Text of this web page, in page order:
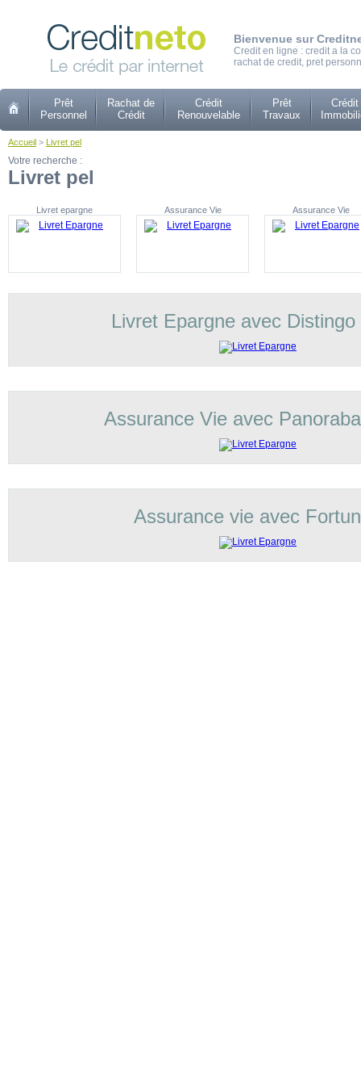
Bienvenue sur
Credit en ligne : credit a la
rachat de credit, pret
Prêt
Personnel
Rachat de
Crédit
Crédit
Renouvelable
Prêt
Travaux
Crédit
Accueil > Livret pel
Votre recherche :
Livret pel
Livret epargne Assurance Vie Assurance Vie
Livret Epargne avec Distingo
Assurance Vie avec
Assurance vie avec